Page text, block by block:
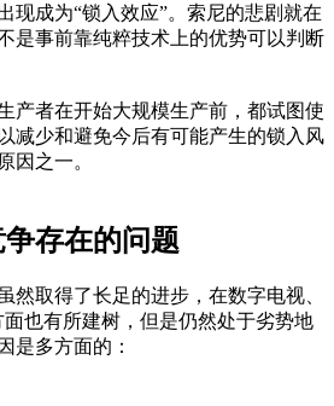
现成为“锁入效应”。索尼的悲剧就在
是事前靠纯粹技术上的优势可以判断
产者在开始大规模生产前，都试图使
减少和避免今后有可能产生的锁入风
因之一。
存在的问题
然取得了长足的进步，在数字电视、
也有所建树，但是仍然处于劣势地
是多方面的：